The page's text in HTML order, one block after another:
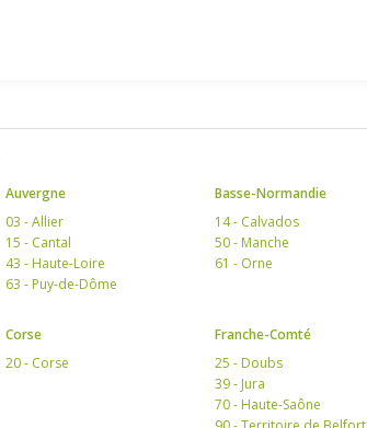
Auvergne
03 - Allier
15 - Cantal
43 - Haute-Loire
63 - Puy-de-Dôme
Basse-Normandie
14 - Calvados
50 - Manche
61 - Orne
Corse
20 - Corse
Franche-Comté
25 - Doubs
39 - Jura
70 - Haute-Saône